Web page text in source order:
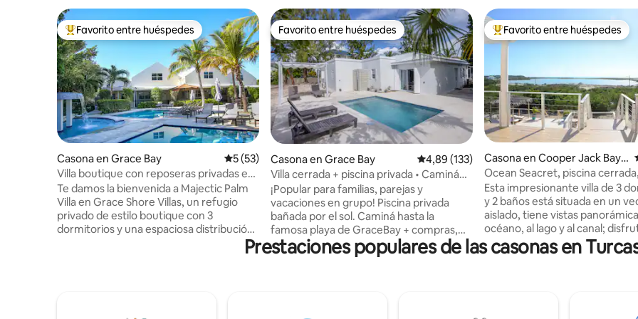
Favorito entre los huéspedes más destacados
Favorito entre huéspedes
Casona en Grace Bay Calificación promedio: 5 de 5. 53 evaluaciones
5 (53)
Villa boutique con reposeras privadas en
Grace Bay
Te damos la bienvenida a Majectic Palm
Villa en Grace Shore Villas, un refugio
privado de estilo boutique con 3
dormitorios y una espaciosa distribución
en dos niveles, a solo 7-10 minutos a pie
Favorito entre huéspedes
Favorito entre huéspedes
Casona en Grace Bay Calificación promedio: 4,89 de 5. 133
4,89 (133)
Villa cerrada + piscina privada • Caminá
hasta la playa de Grace Bay
¡Popular para familias, parejas y
vacaciones en grupo! Piscina privada
bañada por el sol. Caminá hasta la
famosa playa de GraceBay + compras,
restaurantes, vida nocturna, “¡Un
espacio increíble! Me encantó la
Favorito entre los huéspedes
Favorito entre huéspedes
Casona en Cooper Jack Bay S
ettlement
Ocean Seacret, piscina
mar y al canal
Esta impresionante villa de 3
y 2 baños está situada en un
aislado, tiene vistas
océano, al lago y al canal;
esencia de la vida isleña. Está a
en auto de Grace Bay Beach, o
ayudar con comestibles,
Prestaciones populares de las casonas en